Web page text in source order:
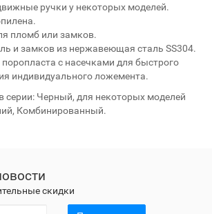
ручки у некоторых моделей.
пломб или замков.
и замков из нержавеющая сталь SS304.
с насечками для быстрого
индивидуального ложемента.
серии: Черный, для некоторых моделей
Комбинированный.
скидки